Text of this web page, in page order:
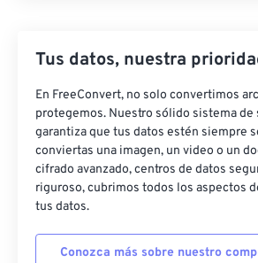
Tus datos, nuestra
En FreeConvert, no solo convertimos
protegemos. Nuestro sólido sistema de
garantiza que tus datos estén siempre
conviertas una imagen, un video o un
cifrado avanzado, centros de datos
riguroso, cubrimos todos los aspectos
tus datos.
Conozca más sobre nuestro